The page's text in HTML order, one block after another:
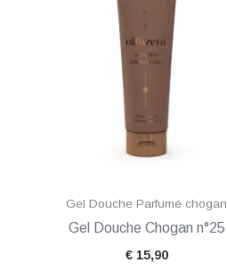
Gel Douche Parfumé chogan
Gel Douche Chogan n°25
€15,90